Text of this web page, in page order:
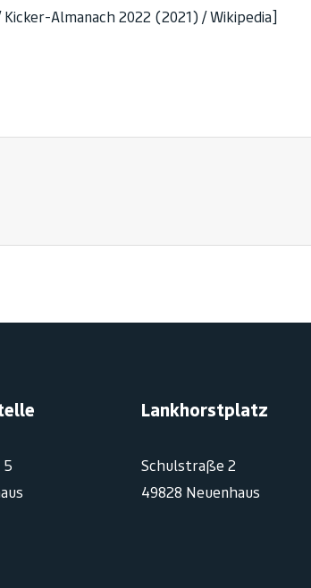
Almanach 2022 (2021) / Wikipedia]
5
Lankhorstplatz
Schulstraße 2
49828 Neuenhaus